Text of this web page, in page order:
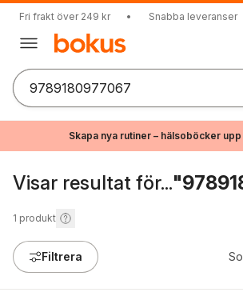
Fri frakt över 249 kr • Snabba leveranser
Skapa nya rutiner – hälsoböcker
Visar resultat för...
1 produkt
Filtrera